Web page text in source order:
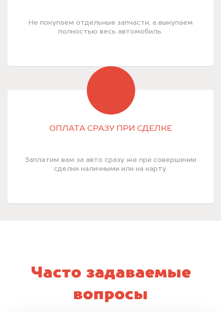
Не покупаем отдельные запчасти, а выкупаем
полностью весь автомобиль.
ОПЛАТА СРАЗУ ПРИ СДЕЛКЕ
Заплатим вам за авто сразу же при совершении
сделки наличными или на карту.
Часто задаваемые
вопросы